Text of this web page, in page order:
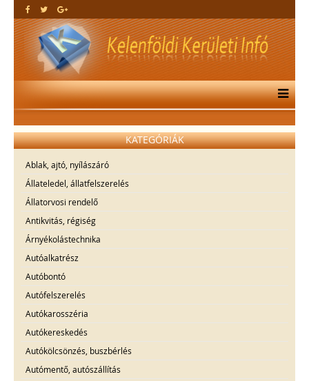
KATEGÓRIÁK
Ablak, ajtó, nyílászáró
Állateledel, állatfelszerelés
Állatorvosi rendelő
Antikvitás, régiség
Árnyékolástechnika
Autóalkatrész
Autóbontó
Autófelszerelés
Autókarosszéria
Autókereskedés
Autókölcsönzés, buszbérlés
Autómentő, autószállítás